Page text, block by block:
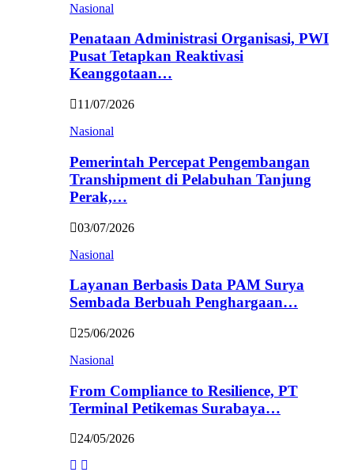
Nasional
Penataan Administrasi Organisasi, PWI
Pusat Tetapkan Reaktivasi
Keanggotaan…
11/07/2026
Nasional
Pemerintah Percepat Pengembangan
Transhipment di Pelabuhan Tanjung
Perak,…
03/07/2026
Nasional
Layanan Berbasis Data PAM Surya
Sembada Berbuah Penghargaan…
25/06/2026
Nasional
From Compliance to Resilience, PT
Terminal Petikemas Surabaya…
24/05/2026